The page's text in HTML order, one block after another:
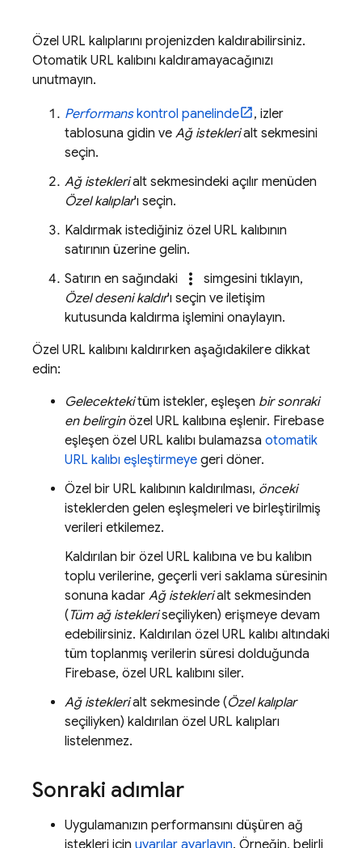
Özel URL kalıplarını projenizden kaldırabilirsiniz.
Otomatik URL kalıbını kaldıramayacağınızı
unutmayın.
Performanskontrol panelinde
, izler
tablosuna gidin ve Ağ isteklerialt sekmesini
seçin.
Ağ isteklerialt sekmesindeki açılır menüden
Özel kalıplar'ı seçin.
Kaldırmak istediğiniz özel URL kalıbının
satırının üzerine gelin.
Satırın en sağındaki
more_vert
simgesini tıklayın,
Özel deseni kaldır'ı seçin ve iletişim
kutusunda kaldırma işlemini onaylayın.
Özel URL kalıbını kaldırırken aşağıdakilere dikkat
edin:
Gelecektekitüm istekler, eşleşen bir sonraki
en belirginözel URL kalıbına eşlenir. Firebase
eşleşen özel URL kalıbı bulamazsa otomatik
URL kalıbı eşleştirmeye geri döner.
Özel bir URL kalıbının kaldırılması, önceki
isteklerden gelen eşleşmeleri ve birleştirilmiş
verileri etkilemez.
Kaldırılan bir özel URL kalıbına ve bu kalıbın
toplu verilerine, geçerli veri saklama süresinin
sonuna kadar Ağ isteklerialt sekmesinden
( Tüm ağ istekleriseçiliyken) erişmeye devam
edebilirsiniz. Kaldırılan özel URL kalıbı altındaki
tüm toplanmış verilerin süresi dolduğunda
Firebase, özel URL kalıbını siler.
Ağ isteklerialt sekmesinde (Özel kalıplar
seçiliyken) kaldırılan özel URL kalıpları
listelenmez.
Sonraki adımlar
Uygulamanızın performansını düşüren ağ
istekleri için uyarılar ayarlayın. Örneğin, belirli